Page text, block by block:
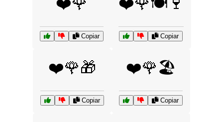
Copiar Copiar
❤️🌹🎁
Copiar
❤️🌹🏖️
Copiar